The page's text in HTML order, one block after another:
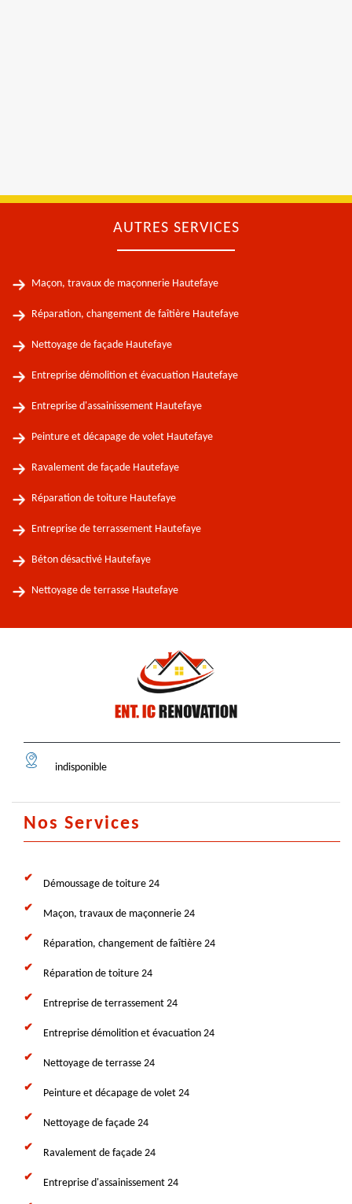
AUTRES SERVICES
Maçon, travaux de maçonnerie Hautefaye
Réparation, changement de faîtière Hautefaye
Nettoyage de façade Hautefaye
Entreprise démolition et évacuation Hautefaye
Entreprise d'assainissement Hautefaye
Peinture et décapage de volet Hautefaye
Ravalement de façade Hautefaye
Réparation de toiture Hautefaye
Entreprise de terrassement Hautefaye
Béton désactivé Hautefaye
Nettoyage de terrasse Hautefaye
indisponible
Nos Services
Démoussage de toiture 24
Maçon, travaux de maçonnerie 24
Réparation, changement de faîtière 24
Réparation de toiture 24
Entreprise de terrassement 24
Entreprise démolition et évacuation 24
Nettoyage de terrasse 24
Peinture et décapage de volet 24
Nettoyage de façade 24
Ravalement de façade 24
Entreprise d'assainissement 24